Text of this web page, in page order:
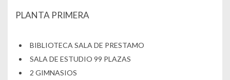
PLANTA PRIMERA
BIBLIOTECA SALA DE PRESTAMO
SALA DE ESTUDIO 99 PLAZAS
2 GIMNASIOS